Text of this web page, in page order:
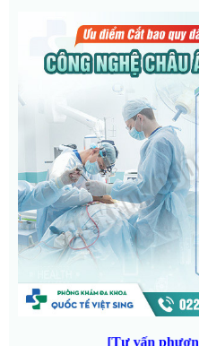
[Tư vấn